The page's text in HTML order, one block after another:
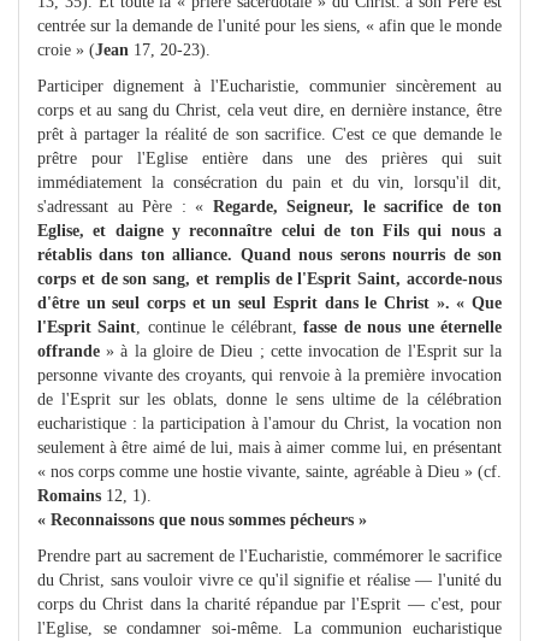
centrée sur la demande de l'unité pour les siens, « afin que le monde
croie » (Jean 17, 20-23).
Participer dignement à l'Eucharistie, communier sincèrement au
corps et au sang du Christ, cela veut dire, en dernière instance, être
prêt à partager la réalité de son sacrifice. C'est ce que demande le
prêtre pour l'Eglise entière dans une des prières qui suit
immédiatement la consécration du pain et du vin, lorsqu'il dit,
s'adressant au Père : « Regarde, Seigneur, le sacrifice de ton
Eglise, et daigne y reconnaître celui de ton Fils qui nous a
rétablis dans ton alliance. Quand nous serons nourris de son
corps et de son sang, et remplis de l'Esprit Saint, accorde-nous
d'être un seul corps et un seul Esprit dans le Christ ». « Que
l'Esprit Saint , continue le célébrant,fasse de nous une éternelle
offrande » à la gloire de Dieu ; cette invocation de l'Esprit sur la
personne vivante des croyants, qui renvoie à la première invocation
de l'Esprit sur les oblats, donne le sens ultime de la célébration
eucharistique : la participation à l'amour du Christ, la vocation non
seulement à être aimé de lui, mais à aimer comme lui, en présentant
« nos corps comme une hostie vivante, sainte, agréable à Dieu » (cf.
Romains 12, 1).
« Reconnaissons que nous sommes pécheurs »
Prendre part au sacrement de l'Eucharistie, commémorer le sacrifice
du Christ, sans vouloir vivre ce qu'il signifie et réalise — l'unité du
corps du Christ dans la charité répandue par l'Esprit — c'est, pour
l'Eglise, se condamner soi-même. La communion eucharistique